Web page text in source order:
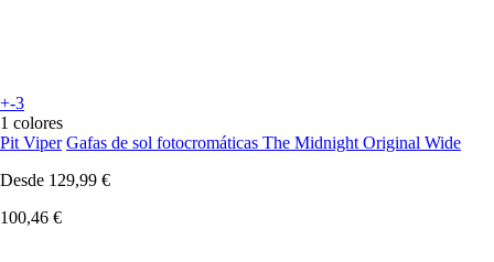
+-3
1 colores
Pit Viper Gafas de sol fotocromáticas The Midnight Original Wide
Desde 129,99 €
100,46 €